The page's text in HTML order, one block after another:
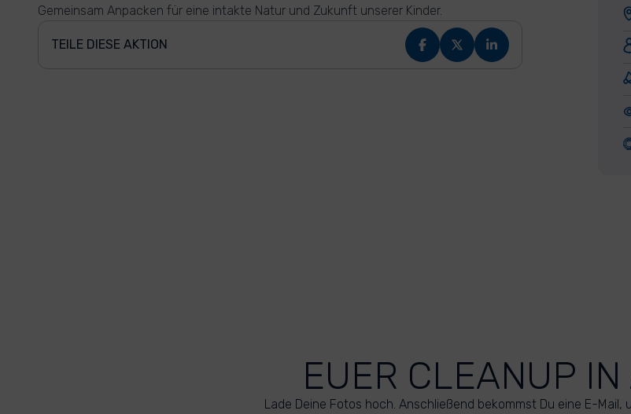
Gemeinsam Anpacken für eine intakte Natur und Zukunft unserer Kinder.
TEILE DIESE AKTION
EUER CLEANUP IN
Lade Deine Fotos hoch. Anschließend bekommst Du eine E-Mail,